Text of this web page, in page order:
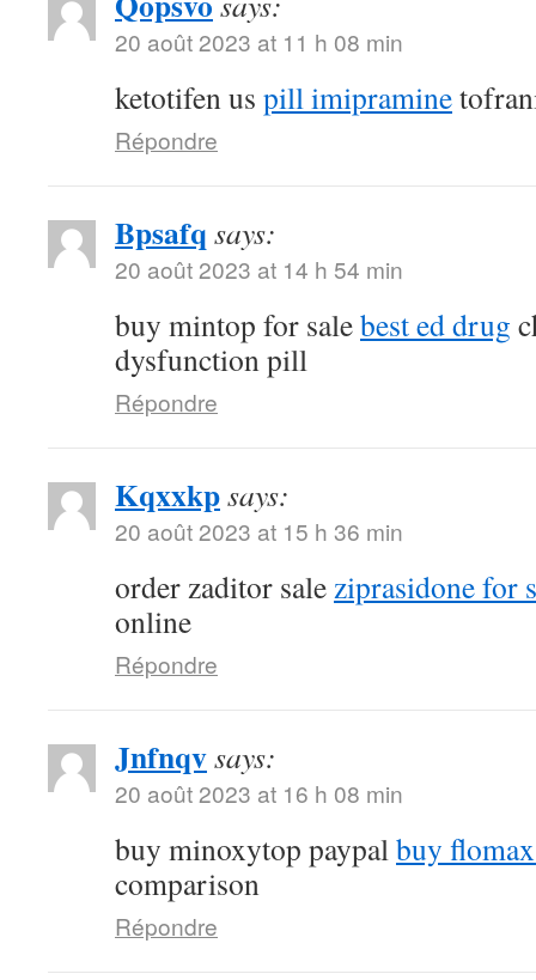
20 août 2023 at 11 h 08 min
ketotifen us pill imipramine
Répondre
Bpsafq says:
20 août 2023 at 14 h 54 min
buy mintop for salebest ed drug
dysfunction pill
Répondre
Kqxxkpsays:
20 août 2023 at 15 h 36 min
order zaditor sale ziprasidone for
online
Répondre
Jnfnqvsays:
20 août 2023 at 16 h 08 min
buy minoxytop paypal buy
comparison
Répondre